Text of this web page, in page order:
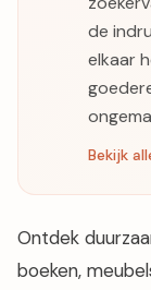
de
elkaar
Bekijk
Ontdek
boeken,